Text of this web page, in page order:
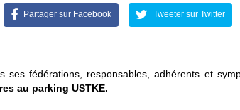
Partager sur Facebook Tweeter sur Twitter
ses fédérations, responsables, adhérents et
au parking USTKE.